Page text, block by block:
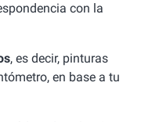
con la
, es decir, pinturas
en base a tu